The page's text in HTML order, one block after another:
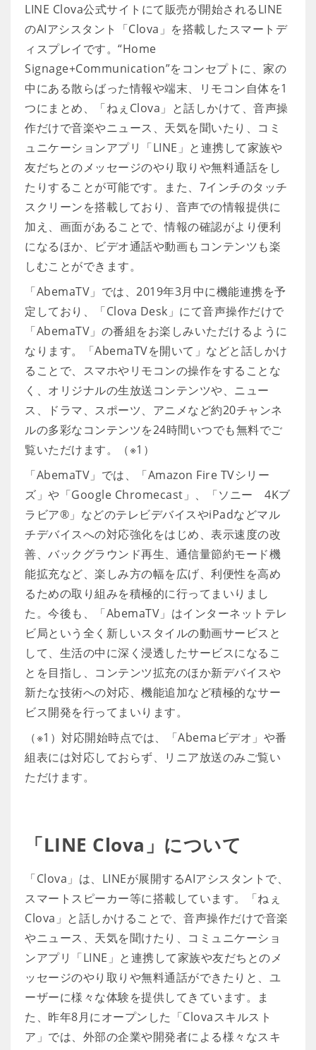
LINE Clova公式サイトにて販売が開始されるLINE
のAIアシスタント「Clova」を搭載したスマートデ
ィスプレイです。“Home
Signage+Communication”をコンセプトに、家の
中にある散らばった情報や端末、リモコン自体を1
つにまとめ、「ねぇClova」と話しかけて、音声操
作だけで音楽やニュース、天気を聞いたり、コミ
ュニケーションアプリ「LINE」と連携して家族や
友だちとのメッセージのやり取りや無料通話をし
たりすることが可能です。また、7インチのタッチ
スクリーンを搭載しており、音声での情報提供に
加え、画面があることで、情報の確認がより便利
になるほか、ビデオ通話や動画もコンテンツも楽
しむことができます。
「AbemaTV」では、2019年3月中に機能連携を予
定しており、「Clova Desk」にて音声操作だけで
「AbemaTV」の番組をお楽しみいただけるように
なります。「AbemaTVを開いて」などと話しかけ
ることで、スマホやリモコンの操作をすることな
く、オリジナルの生放送コンテンツや、ニュー
ス、ドラマ、スポーツ、アニメなど約20チャンネ
ルの多彩なコンテンツを24時間いつでも無料でご
覧いただけます。（※1）
「AbemaTV」では、「Amazon Fire TVシリー
ズ」や「Google Chromecast」、「ソニー 4Kブ
ラビア®」などのテレビデバイスやiPadなどマル
チデバイスへの対応強化をはじめ、表示速度の改
善、バックグラウンド再生、通信量節約モード機
能拡充など、楽しみ方の幅を広げ、利便性を高め
るための取り組みを積極的に行ってまいりまし
た。今後も、「AbemaTV」はインターネットテレ
ビ局という全く新しいスタイルの動画サービスと
して、生活の中に深く浸透したサービスになるこ
とを目指し、コンテンツ拡充のほか新デバイスや
新たな技術への対応、機能追加など積極的なサー
ビス開発を行ってまいります。
（※1）対応開始時点では、「Abemaビデオ」や番
組表には対応しておらず、リニア放送のみご覧い
ただけます。
「LINE Clova」について
「Clova」は、LINEが展開するAIアシスタントで、
スマートスピーカー等に搭載しています。「ねぇ
Clova」と話しかけることで、音声操作だけで音楽
やニュース、天気を聞けたり、コミュニケーショ
ンアプリ「LINE」と連携して家族や友だちとのメ
ッセージのやり取りや無料通話ができたりと、ユ
ーザーに様々な体験を提供してきています。ま
た、昨年8月にオープンした「Clovaスキルスト
ア」では、外部の企業や開発者による様々なスキ